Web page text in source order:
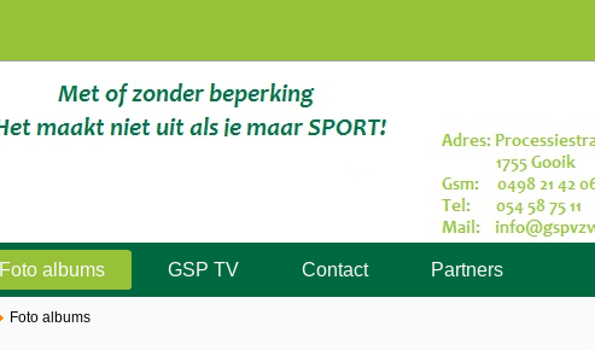
Foto albums GSP TV Contact Partners
Foto albums